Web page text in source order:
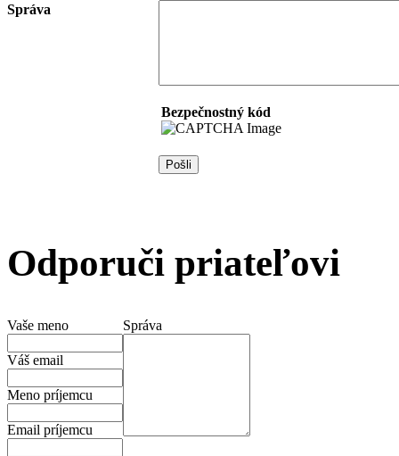
Správa
Bezpečnostný kód
Odporuči priateľovi
Vaše meno
Váš email
Meno príjemcu
Email príjemcu
Správa